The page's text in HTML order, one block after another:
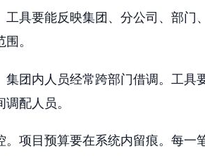
工具要能反映集团、分公司、部门
。
集团内人员经常跨部门借调。工具
配人员。
。项目预算要在系统内留痕。每一